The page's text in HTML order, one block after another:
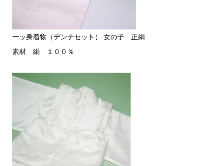
一ッ身着物（デンチセット） 女の子 正絹
素材 絹 １００％